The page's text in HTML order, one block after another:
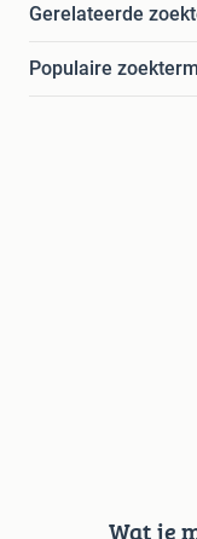
Gerelateerde
Populaire
Wat je